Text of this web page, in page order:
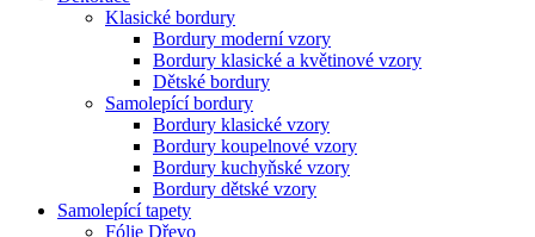
Klasické bordury
Bordury moderní vzory
Bordury klasické a květinové vzory
Dětské bordury
Samolepící bordury
Bordury klasické vzory
Bordury koupelnové vzory
Bordury kuchyňské vzory
Bordury dětské vzory
Samolepící tapety
Fólie Dřevo